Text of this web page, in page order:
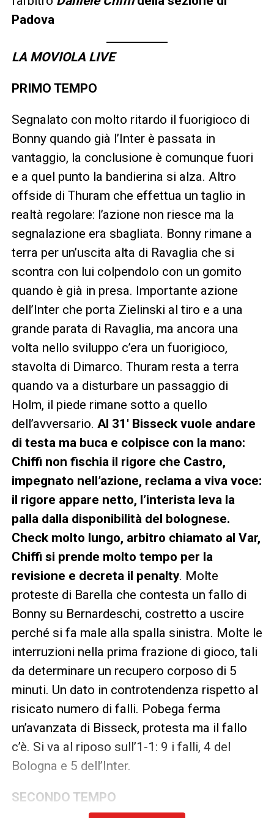
Padova
LA MOVIOLA LIVE
PRIMO TEMPO
Segnalato con molto ritardo il fuorigioco di
Bonny quando già l’Inter è passata in
vantaggio, la conclusione è comunque fuori
e a quel punto la bandierina si alza. Altro
offside di Thuram che effettua un taglio in
realtà regolare: l’azione non riesce ma la
segnalazione era sbagliata. Bonny rimane a
terra per un’uscita alta di Ravaglia che si
scontra con lui colpendolo con un gomito
quando è già in presa. Importante azione
dell’Inter che porta Zielinski al tiro e a una
grande parata di Ravaglia, ma ancora una
volta nello sviluppo c’era un fuorigioco,
stavolta di Dimarco. Thuram resta a terra
quando va a disturbare un passaggio di
Holm, il piede rimane sotto a quello
dell’avversario. Al 31′ Bisseck vuole andare
di testa ma buca e colpisce con la mano:
Chiffi non fischia il rigore che Castro,
impegnato nell’azione, reclama a viva voce:
il rigore appare netto, l’interista leva la
palla dalla disponibilità del bolognese.
Check molto lungo, arbitro chiamato al Var,
Chiffi si prende molto tempo per la
revisione e decreta il penalty. Molte
proteste di Barella che contesta un fallo di
Bonny su Bernardeschi, costretto a uscire
perché si fa male alla spalla sinistra. Molte le
interruzioni nella prima frazione di gioco, tali
da determinare un recupero corposo di 5
minuti. Un dato in controtendenza rispetto al
risicato numero di falli. Pobega ferma
un’avanzata di Bisseck, protesta ma il fallo
c’è. Si va al riposo sull’1-1: 9 i falli, 4 del
Bologna e 5 dell’Inter.
SECONDO TEMPO